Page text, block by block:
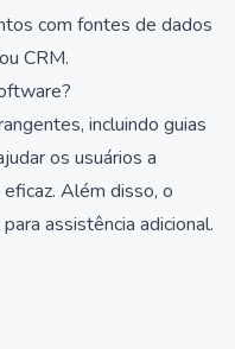
com fontes de dados
CRM.
incluindo guias
os usuários a
Além disso, o
assistência adicional.